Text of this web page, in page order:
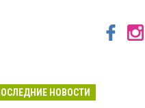
НОВОСТИ